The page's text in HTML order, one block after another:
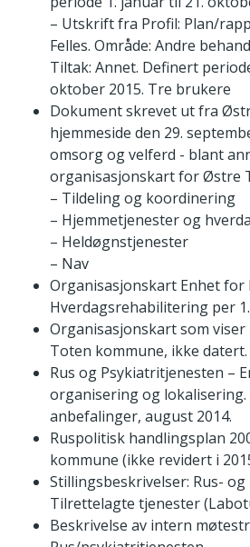
– Utskrift fra Profil: Plan/
Felles. Område: Andre
Tiltak: Annet. Definert
oktober 2015. Tre brukere
Dokument skrevet ut fra
hjemmeside den 29.
omsorg og velferd - blant
organisasjonskart for Østre
– Tildeling og koordinering
– Hjemmetjenester og
– Heldøgnstjenester
– Nav
Organisasjonskart Enhet
Hverdagsrehabilitering per
Organisasjonskart som
Toten kommune, ikke datert.
Rus og Psykiatritjenesten –
organisering og
anbefalinger, august 2014.
Ruspolitisk handlingsplan
kommune (ikke revidert i
Stillingsbeskrivelser: Rus-
Tilrettelagte tjenester
Beskrivelse av intern